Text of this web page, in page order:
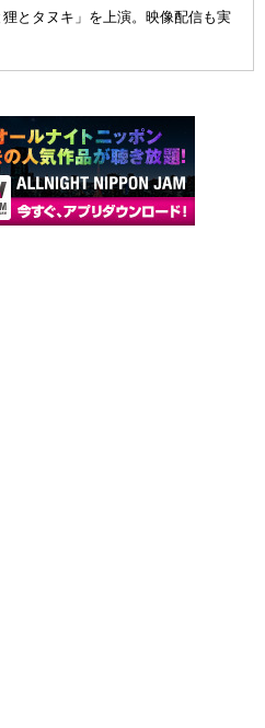
とタヌキ」を上演。映像配信も実